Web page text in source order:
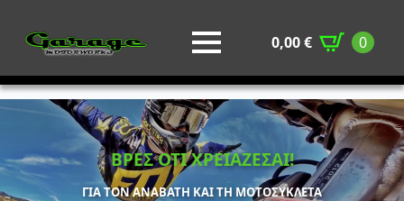
0,00€ 0
ΒΡΕΣ ΟΤΙ ΧΡΕΙΑΖΕΣΑΙ!
ΓΙΑ ΤΟΝ ΑΝΑΒΑΤΗ ΚΑΙ ΤΗ ΜΟΤΟΣΥΚΛΕΤΑ